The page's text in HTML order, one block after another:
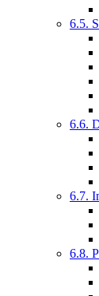
6.5.
6.6.
6.7.
6.8.